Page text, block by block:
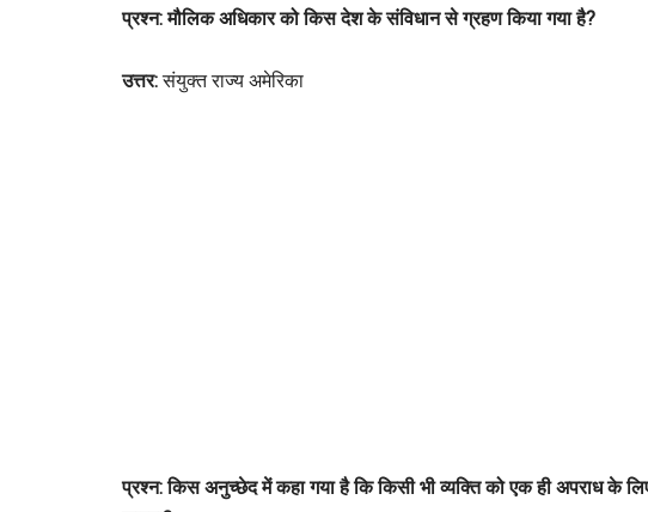
प्रश्न: मौलिक अधिकार को किस देश के संविधान से ग्रहण किया गया है?
उत्तर:संयुक्त राज्य अमेरिका
प्रश्न: किस अनुच्छेद में कहा गया है कि किसी भी व्यक्ति को एक ही अपराध के